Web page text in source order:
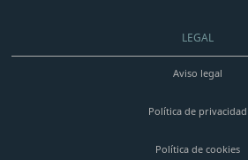
LEGAL
Aviso legal
Política de privacidad
Política de cookies